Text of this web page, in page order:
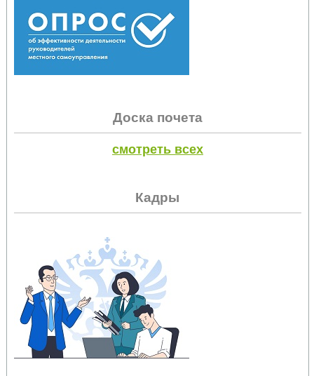
Доска почета
смотреть всех
Кадры